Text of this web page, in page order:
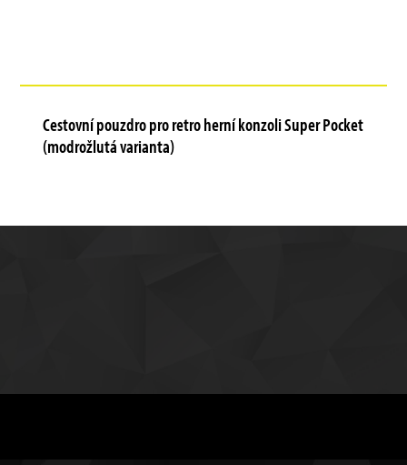
Cestovní pouzdro pro retro herní konzoli Super Pocket
(modrožlutá varianta)